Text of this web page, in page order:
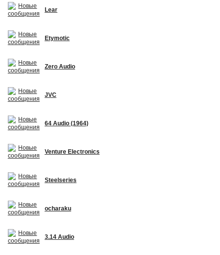
Lear
Etymotic
Zero Audio
JVC
64 Audio (1964)
Venture Electronics
Steelseries
ocharaku
3.14 Audio